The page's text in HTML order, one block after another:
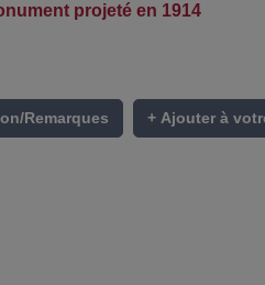
projeté en 1914
Remarques + Ajouter à